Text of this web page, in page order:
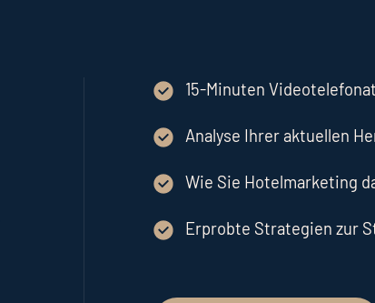
15-Minuten
Analyse Ihrer aktuellen
Wie Sie Hotelmarketing
Erprobte Strategien zur